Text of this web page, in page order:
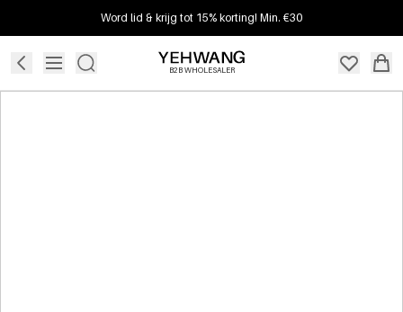
Word lid & krijg tot 15% korting! Min. €30
B2B WHOLESALER